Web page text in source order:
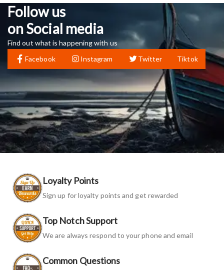
Follow us
on Social media
Find out what is happening with us
Facebook
Instagram Twitter Tiktok
Loyalty Points
Sign up for loyalty points and get rewarded
Top Notch Support
We are always respond to your phone and email
Common Questions